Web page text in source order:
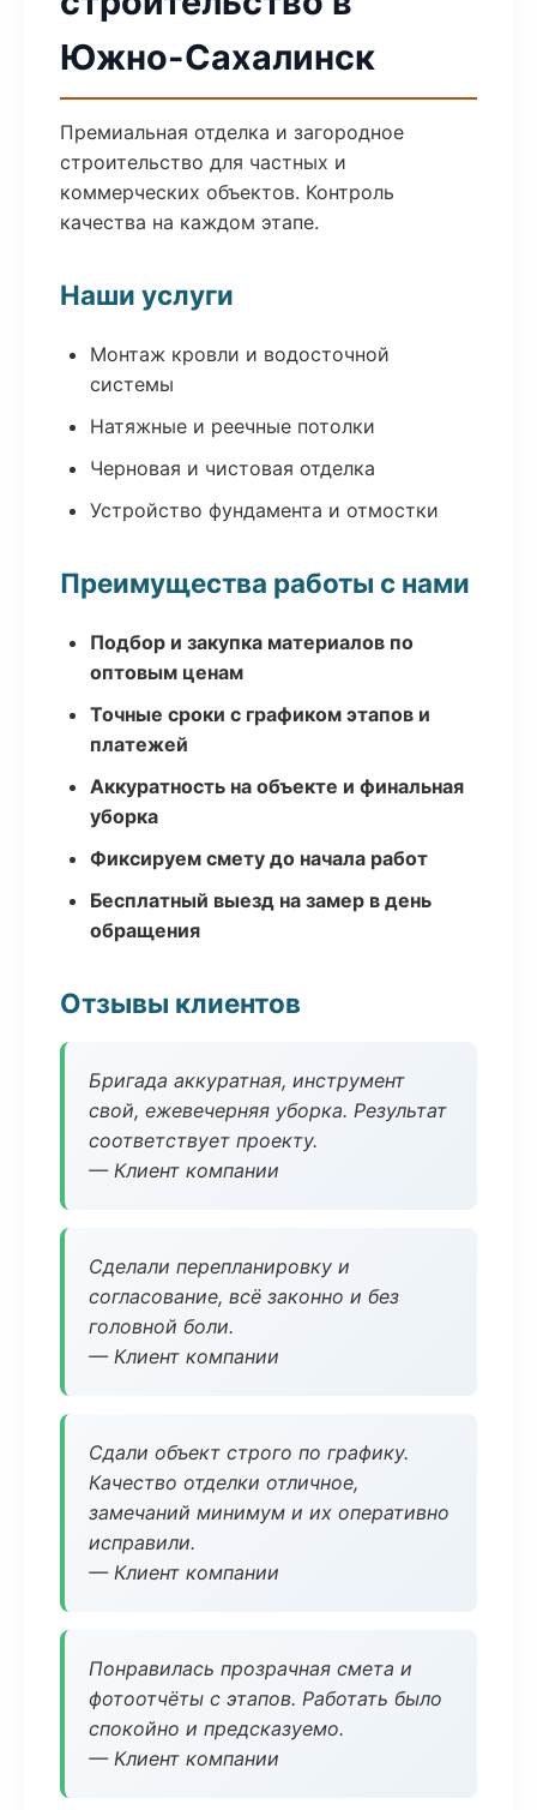
Южно-Сахалинск
Премиальная отделка и загородное
строительство для частных и
коммерческих объектов. Контроль
качества на каждом этапе.
Наши услуги
Монтаж кровли и водосточной
системы
Натяжные и реечные потолки
Черновая и чистовая отделка
Устройство фундамента и отмостки
Преимущества работы с нами
Подбор и закупка материалов по
оптовым ценам
Точные сроки с графиком этапов и
платежей
Аккуратность на объекте и финальная
уборка
Фиксируем смету до начала работ
Бесплатный выезд на замер в день
обращения
Отзывы клиентов
Бригада аккуратная, инструмент
свой, ежевечерняя уборка. Результат
соответствует проекту.
— Клиент компании
Сделали перепланировку и
согласование, всё законно и без
головной боли.
— Клиент компании
Сдали объект строго по графику.
Качество отделки отличное,
замечаний минимум и их оперативно
исправили.
— Клиент компании
Понравилась прозрачная смета и
фотоотчёты с этапов. Работать было
спокойно и предсказуемо.
— Клиент компании